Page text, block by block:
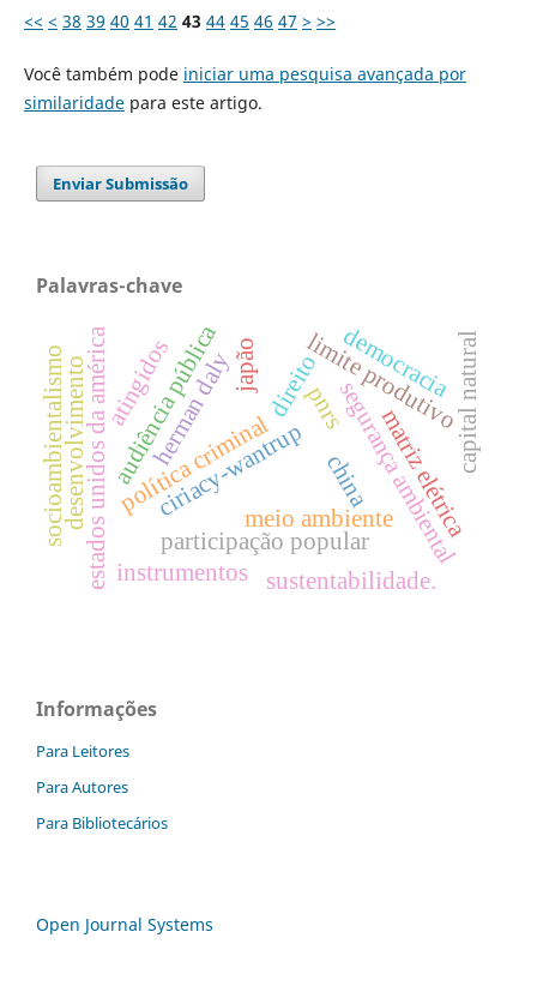
<< < 38 39 40 41 42 43 44 45 46 47 > >>
Você também pode iniciar uma pesquisa avançada por
similaridadepara este artigo.
Enviar Submissão
Palavras-chave
ciriacy-wantrup
herman daly segurança ambiental
limite produtivocapital natural
meio ambiente
política criminal
estados unidos da américa japão
audiência pública
participação popular
atingidos
desenvolvimento direitopnrs
instrumentos
matriz elétrica
china
socioambientalismo
sustentabilidade.
democracia
Informações
Para Leitores
Para Autores
Para Bibliotecários
Open Journal Systems